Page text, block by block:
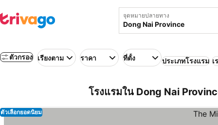
จุดหมายปลายทาง
ตัวกรอง เรียงตาม ราคา ที่ตั้ง ประเภทโรงแรม เ
โรงแรมใน Dong Nai
ตัวเลือกยอดนิยม